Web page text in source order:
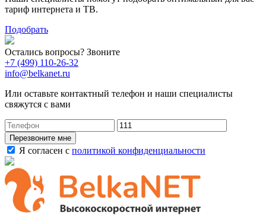
тариф интернета и ТВ.
Подобрать
Остались вопросы? Звоните
+7 (499) 110-26-32
info@belkanet.ru
Или оставьте контактный телефон и наши специалисты
свяжутся с вами
Перезвоните мне
Я согласен с политикой конфиденциальности